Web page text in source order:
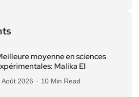
moyenne en sciences
Malika El
Août 2026 10 Min Read